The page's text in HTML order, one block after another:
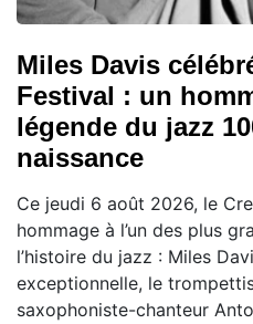
Miles Davis
Festival : un
légende du jazz
naissance
Ce jeudi 6 août 2026, le
hommage à l’un des plus
l’histoire du jazz : Miles
exceptionnelle, le
saxophoniste-chanteur